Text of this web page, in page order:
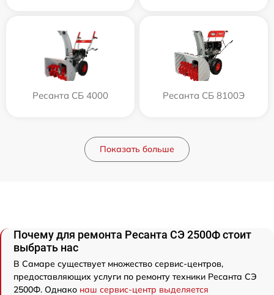
Ресанта СБ 4000 Ресанта СБ 8100Э
Показать больше
Почему для ремонта Ресанта СЭ 2500Ф стоит
выбрать нас
В Самаре существует множество сервис-центров,
предоставляющих услуги по ремонту техники Ресанта СЭ
2500Ф. Однако наш сервис-центр выделяется